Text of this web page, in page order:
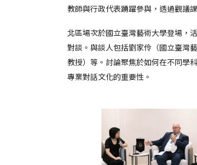
教師與行政代表踴躍參與，透過觀議
北區場次於國立臺灣藝術大學登場，
對談。與談人包括劉家伶（國立臺灣
教授）等。討論聚焦於如何在不同學
專業對話文化的重要性。